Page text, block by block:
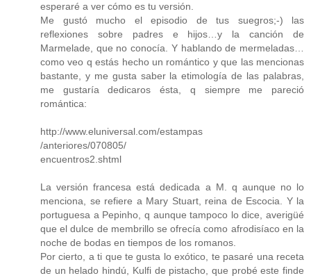
esperaré a ver cómo es tu versión.
Me gustó mucho el episodio de tus suegros;-) las
reflexiones sobre padres e hijos…y la canción de
Marmelade, que no conocía. Y hablando de mermeladas…
como veo q estás hecho un romántico y que las mencionas
bastante, y me gusta saber la etimología de las palabras,
me gustaría dedicaros ésta, q siempre me pareció
romántica:
http://www.eluniversal.com/estampas
/anteriores/070805/
encuentros2.shtml
La versión francesa está dedicada a M. q aunque no lo
menciona, se refiere a Mary Stuart, reina de Escocia. Y la
portuguesa a Pepinho, q aunque tampoco lo dice, averigüé
que el dulce de membrillo se ofrecía como afrodisíaco en la
noche de bodas en tiempos de los romanos.
Por cierto, a ti que te gusta lo exótico, te pasaré una receta
de un helado hindú, Kulfi de pistacho, que probé este finde